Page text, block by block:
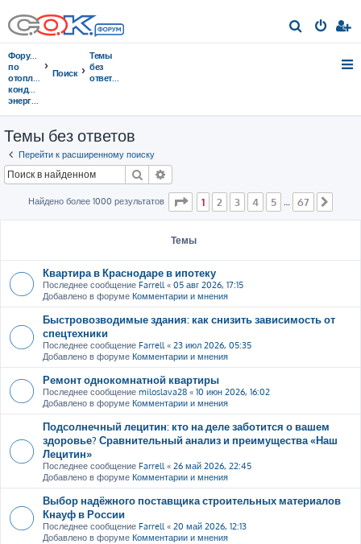
о
Форумы
по
отоплению,
кондиционированию,
энергосбережению
Поиск
Темы
без
ответов
Темы без ответов
Перейти к расширенному поиску
Поиск
Найдено более 1000 результатов Страница из 67
1 2 3 4 5 67
Темы
Квартира в Краснодаре в ипотеку
Последнее сообщение Farrell « 05 авг 2026, 17:15
Добавлено в форуме Комментарии и мнения
Быстровозводимые здания: как снизить зависимость от
спецтехники
Последнее сообщение Farrell « 23 июл 2026, 05:35
Добавлено в форуме Комментарии и мнения
Ремонт однокомнатной квартиры
Последнее сообщение miloslava28 « 10 июн 2026, 16:02
Добавлено в форуме Комментарии и мнения
Подсолнечный лецитин: кто на деле заботится о вашем
здоровье? Сравнительный анализ и преимущества «Наш
Лецитин»
Последнее сообщение Farrell « 26 май 2026, 22:45
Добавлено в форуме Комментарии и мнения
Выбор надёжного поставщика строительных материалов
Кнауф в России
Последнее сообщение Farrell « 20 май 2026, 12:13
Добавлено в форуме Комментарии и мнения